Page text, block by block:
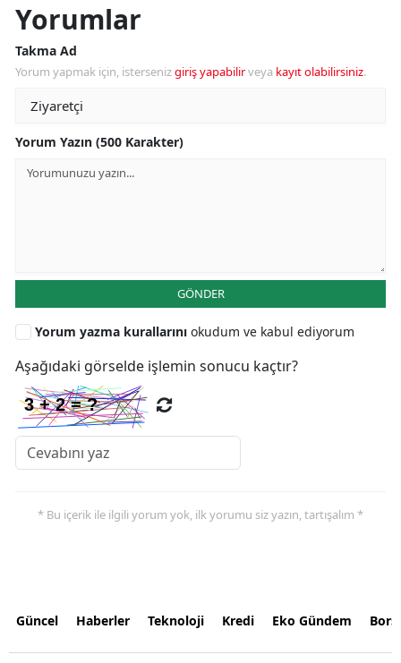
Yorumlar
Takma Ad
Yorum yapmak için, istersenizgiriş yapabilirveya kayıt olabilirsiniz.
Yorum Yazın (500 Karakter)
GÖNDER
Yorum yazma kurallarını okudum ve kabul ediyorum
Aşağıdaki görselde işlemin sonucu kaçtır?
* Bu içerik ile ilgili yorum yok, ilk yorumu siz yazın, tartışalım *
Güncel Haberler Teknoloji Kredi Eko Gündem